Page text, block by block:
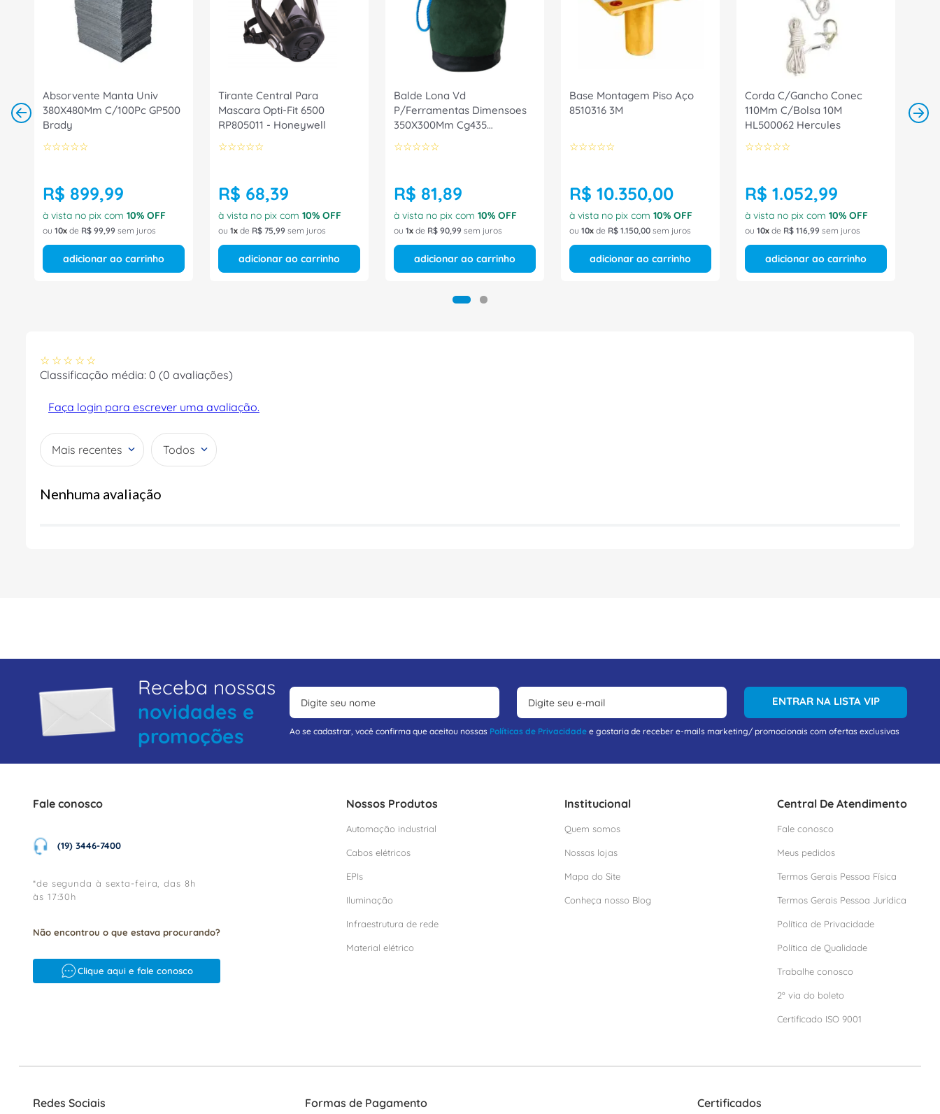
Absorvente Manta Univ
380X480Mm C/100Pc GP500
Brady
☆☆☆☆☆
R$ 899,99
à vista no pix com 10% OFF
ou 10 de R$ 99,99 sem juros
adicionar ao carrinho
Tirante Central Para
Mascara Opti-Fit 6500
RP805011 - Honeywell
☆☆☆☆☆
R$ 68,39
à vista no pix com 10% OFF
ou 1 de R$ 75,99 sem juros
adicionar ao carrinho
Balde Lona Vd
P/Ferramentas Dimensoes
350X300Mm Cg435
010212110 Carbografite
☆☆☆☆☆
R$ 81,89
à vista no pix com 10% OFF
ou 1 de R$ 90,99 sem juros
adicionar ao carrinho
Base Montagem Piso Aço
8510316 3M
☆☆☆☆☆
R$ 10.350,00
à vista no pix com 10% OFF
ou 10 de R$ 1.150,00 sem juros
adicionar ao carrinho
Corda C/Gancho Conec
110Mm C/Bolsa 10M
HL500062 Hercules
☆☆☆☆☆
R$ 1.052,99
à vista no pix com 10% OFF
ou 10 de R$ 116,99 sem juros
adicionar ao carrinho
☆ ☆ ☆ ☆ ☆
Classificação média: 0 (0 avaliações)
Faça login para escrever uma avaliação.
Mais recentes Todos
Nenhuma avaliação
Receba nossas
novidades e
promoções
ENTRAR NA LISTA VIP
Ao se cadastrar, você confirma que aceitou nossas Políticas de Privacidade e gostaria de receber e-mails marketing/ promocionais com ofertas exclusivas
Fale conosco
(19) 3446-7400
*de segunda à sexta-feira, das 8h
às 17:30h
Não encontrou o que estava procurando?
Clique aqui e fale conosco
Nossos Produtos
Automação industrial
Cabos elétricos
EPIs
Iluminação
Infraestrutura de rede
Material elétrico
Institucional
Quem somos
Nossas lojas
Mapa do Site
Conheça nosso Blog
Central De Atendimento
Fale conosco
Meus pedidos
Termos Gerais Pessoa Física
Termos Gerais Pessoa Jurídica
Política de Privacidade
Política de Qualidade
Trabalhe conosco
2º via do boleto
Certificado ISO 9001
Redes Sociais Formas de Pagamento Certificados